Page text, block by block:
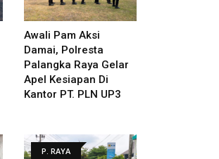
Awali Pam Aksi
Damai, Polresta
Palangka Raya Gelar
Apel Kesiapan Di
Kantor PT. PLN UP3
P. RAYA